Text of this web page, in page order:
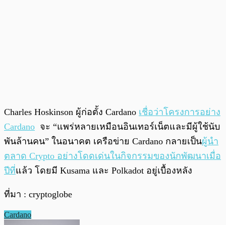
Charles Hoskinson ผู้ก่อตั้ง Cardano เชื่อว่าโครงการอย่าง
Cardano จะ “แพร่หลายเหมือนอินเทอร์เน็ตและมีผู้ใช้นับ
พันล้านคน” ในอนาคต เครือข่าย Cardano กลายเป็นผู้นำ
ตลาด Crypto อย่างโดดเด่นในกิจกรรมของนักพัฒนาเมื่อ
ปีที่แล้ว โดยมี Kusama และ Polkadot อยู่เบื้องหลัง
ที่มา : cryptoglobe
Cardano